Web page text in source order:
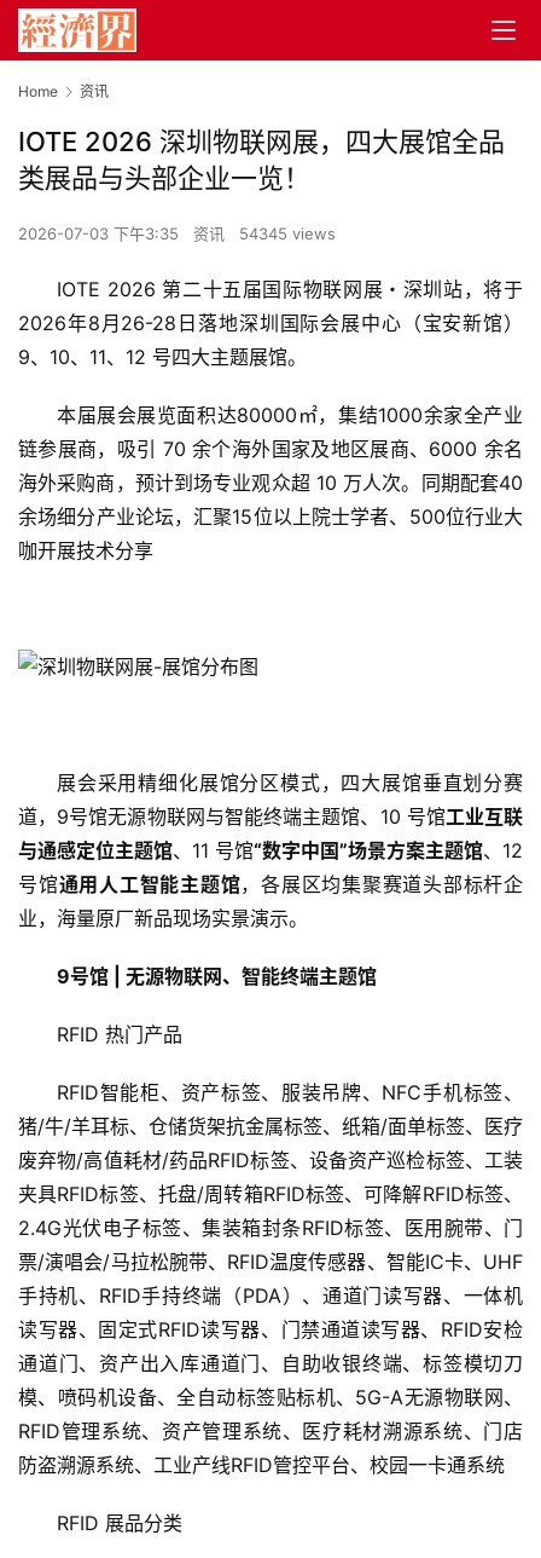
Home 资讯
IOTE 2026 深圳物联网展，四大展馆全品
类展品与头部企业一览！
2026-07-03 下午3:35 资讯 54345 views
IOTE 2026 第二十五届国际物联网展・深圳站，将于
2026年8月26-28日落地深圳国际会展中心（宝安新馆）
9、10、11、12 号四大主题展馆。
本届展会展览面积达80000㎡，集结1000余家全产业
链参展商，吸引 70 余个海外国家及地区展商、6000 余名
海外采购商，预计到场专业观众超 10 万人次。同期配套40
余场细分产业论坛，汇聚15位以上院士学者、500位行业大
咖开展技术分享
展会采用精细化展馆分区模式，四大展馆垂直划分赛
道，9号馆无源物联网与智能终端主题馆、10 号馆工业互联
与通感定位主题馆、11 号馆“数字中国”场景方案主题馆、12
号馆通用人工智能主题馆，各展区均集聚赛道头部标杆企
业，海量原厂新品现场实景演示。
9号馆 | 无源物联网、智能终端主题馆
RFID 热门产品
RFID智能柜、资产标签、服装吊牌、NFC手机标签、
猪/牛/羊耳标、仓储货架抗金属标签、纸箱/面单标签、医疗
废弃物/高值耗材/药品RFID标签、设备资产巡检标签、工装
夹具RFID标签、托盘/周转箱RFID标签、可降解RFID标签、
2.4G光伏电子标签、集装箱封条RFID标签、医用腕带、门
票/演唱会/马拉松腕带、RFID温度传感器、智能IC卡、UHF
手持机、RFID手持终端（PDA）、通道门读写器、一体机
读写器、固定式RFID读写器、门禁通道读写器、RFID安检
通道门、资产出入库通道门、自助收银终端、标签模切刀
模、喷码机设备、全自动标签贴标机、5G-A无源物联网、
RFID管理系统、资产管理系统、医疗耗材溯源系统、门店
防盗溯源系统、工业产线RFID管控平台、校园一卡通系统
RFID 展品分类